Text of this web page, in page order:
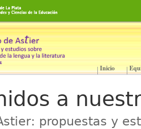
Inicio
a
propuestas y